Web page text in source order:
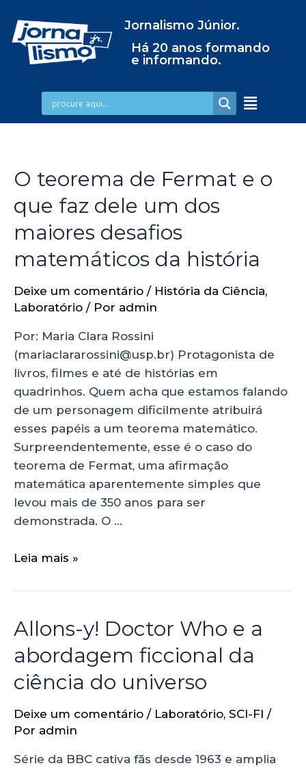
Jornalismo Júnior.
Há 20 anos formando
e informando.
O teorema de Fermat e o
que faz dele um dos
maiores desafios
matemáticos da história
Deixe um comentário / História da Ciência,
Laboratório / Por admin
Por: Maria Clara Rossini
(mariaclararossini@usp.br) Protagonista de
livros, filmes e até de histórias em
quadrinhos. Quem acha que estamos falando
de um personagem dificilmente atribuirá
esses papéis a um teorema matemático.
Surpreendentemente, esse é o caso do
teorema de Fermat, uma afirmação
matemática aparentemente simples que
levou mais de 350 anos para ser
demonstrada. O …
Leia mais »
Allons-y! Doctor Who e a
abordagem ficcional da
ciência do universo
Deixe um comentário / Laboratório, SCI-FI /
Por admin
Série da BBC cativa fãs desde 1963 e amplia